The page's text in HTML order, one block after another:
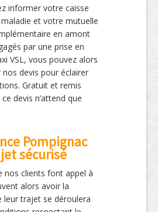
informer votre caisse
maladie et votre mutuelle
en amont
par une prise en
VSL, vous pouvez alors
devis pour éclairer
Gratuit et remis
devis n’attend que
Pompignac
sécurisé
nos clients font appel à
alors avoir la
leur trajet se déroulera